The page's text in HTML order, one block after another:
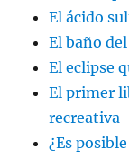
El ácido
El baño
El eclipse
El primer
recreativa
¿Es